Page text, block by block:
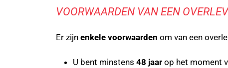
VOORWAARDEN VAN EEN
Er zijn enkele voorwaarden om van een
U bent minstens 48 jaar op het moment